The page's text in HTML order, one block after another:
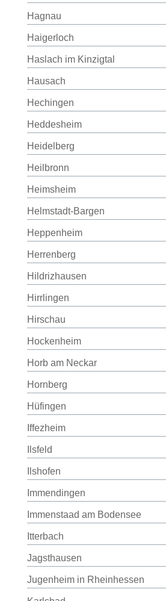
Hagnau
Haigerloch
Haslach im Kinzigtal
Hausach
Hechingen
Heddesheim
Heidelberg
Heilbronn
Heimsheim
Helmstadt-Bargen
Heppenheim
Herrenberg
Hildrizhausen
Hirrlingen
Hirschau
Hockenheim
Horb am Neckar
Hornberg
Hüfingen
Iffezheim
Ilsfeld
Ilshofen
Immendingen
Immenstaad am Bodensee
Itterbach
Jagsthausen
Jugenheim in Rheinhessen